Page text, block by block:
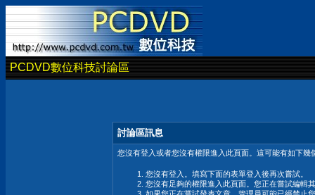
PCDVD數位科技討論區
討論區訊息
您沒有登入或者您沒有權限進入此頁面。這可能有如下幾
您沒有登入。填寫下面的表單登入後再次嘗試。
您沒有足夠的權限進入此頁面。您正在嘗試編輯